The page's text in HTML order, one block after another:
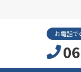
お電話